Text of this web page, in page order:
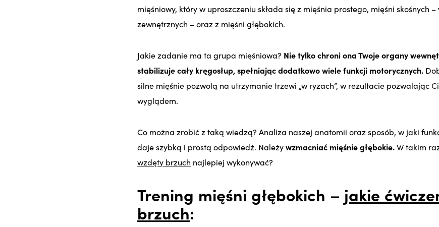
mięśniowy, który w uproszczeniu składa się z mięśnia prostego, mięśni skośnych
zewnętrznych – oraz z mięśni głębokich.
Jakie zadanie ma ta grupa mięśniowa? Nie tylko chroni ona Twoje organy
stabilizuje cały kręgosłup, spełniając dodatkowo wiele funkcji motorycznych.
silne mięśnie pozwolą na utrzymanie trzewi „w ryzach”, w rezultacie pozwalając
wyglądem.
Co można zrobić z taką wiedzą? Analiza naszej anatomii oraz sposób, w jaki
daje szybką i prostą odpowiedź. Należywzmacniać mięśnie głębokie.W takim
wzdęty brzuch najlepiej wykonywać?
Trening mięśni głębokich – jakie
brzuch: